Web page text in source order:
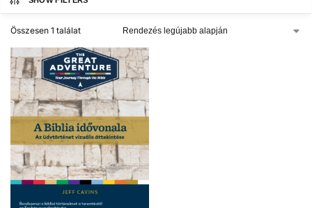
Összesen 1 találat